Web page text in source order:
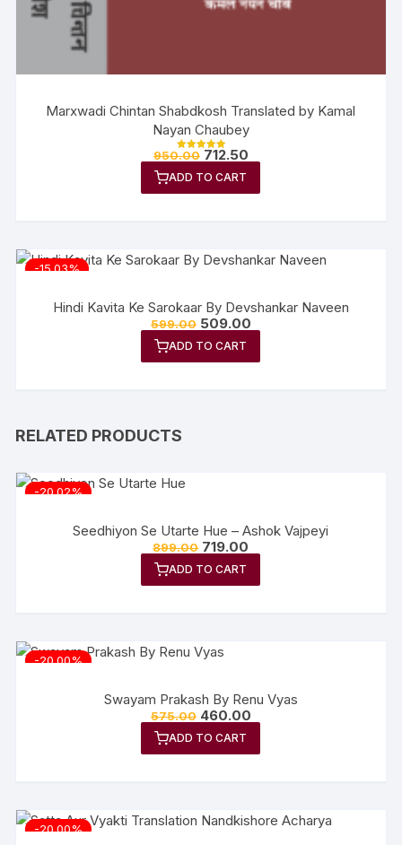
Marxwadi Chintan Shabdkosh Translated by Kamal
Nayan Chaubey
Rated
out of 5
950.00 712.50
ADD TO CART
-15.03%
Hindi Kavita Ke Sarokaar By Devshankar Naveen
599.00 509.00
ADD TO CART
RELATED PRODUCTS
-20.02%
Seedhiyon Se Utarte Hue – Ashok Vajpeyi
899.00 719.00
ADD TO CART
-20.00%
Swayam Prakash By Renu Vyas
575.00 460.00
ADD TO CART
-20.00%